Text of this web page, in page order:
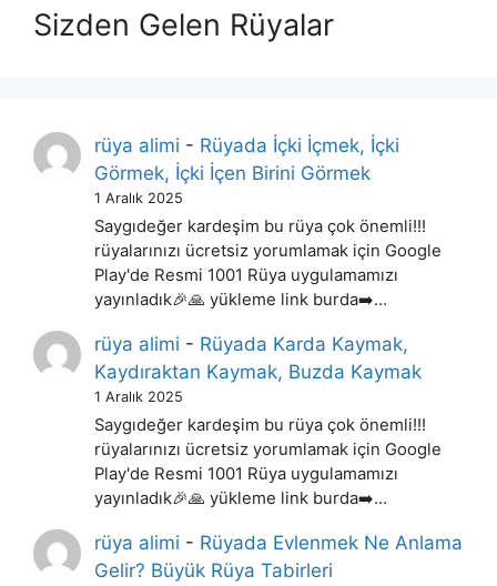
Sizden Gelen Rüyalar
rüya alimi - Rüyada İçki İçmek, İçki
Görmek, İçki İçen Birini Görmek
1 Aralık 2025
Saygıdeğer kardeşim bu rüya çok önemli!!!
rüyalarınızı ücretsiz yorumlamak için Google
Play'de Resmi 1001 Rüya uygulamamızı
yayınladık🎉🙏 yükleme link burda➡️…
rüya alimi - Rüyada Karda Kaymak,
Kaydıraktan Kaymak, Buzda Kaymak
1 Aralık 2025
Saygıdeğer kardeşim bu rüya çok önemli!!!
rüyalarınızı ücretsiz yorumlamak için Google
Play'de Resmi 1001 Rüya uygulamamızı
yayınladık🎉🙏 yükleme link burda➡️…
rüya alimi - Rüyada Evlenmek Ne Anlama
Gelir? Büyük Rüya Tabirleri